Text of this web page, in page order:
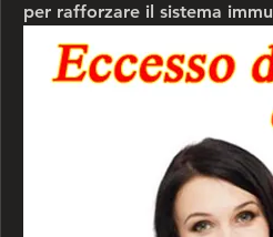
per rafforzare il sistema